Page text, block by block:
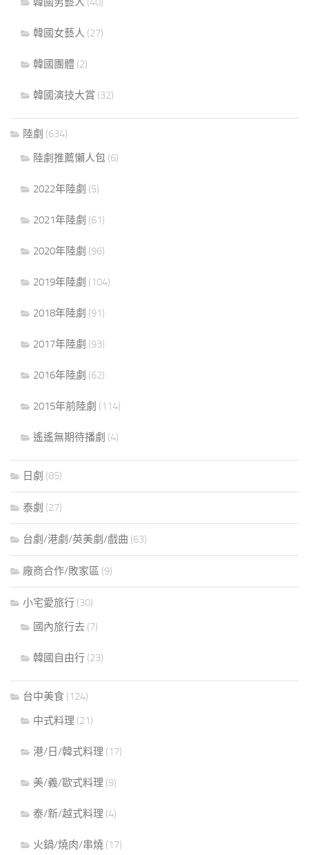
韓國女藝人 (27)
韓國團體 (2)
韓國演技大賞 (32)
陸劇 (634)
陸劇推薦懶人包 (6)
2022年陸劇 (5)
2021年陸劇 (61)
2020年陸劇 (96)
2019年陸劇 (104)
2018年陸劇 (91)
2017年陸劇 (93)
2016年陸劇 (62)
2015年前陸劇 (114)
遙遙無期待播劇 (4)
日劇 (85)
泰劇 (27)
台劇/港劇/英美劇/戲曲 (63)
廠商合作/敗家區 (9)
小宅愛旅行 (30)
國內旅行去 (7)
韓國自由行 (23)
台中美食 (124)
中式料理 (21)
港/日/韓式料理 (17)
美/義/歐式料理 (9)
泰/新/越式料理 (4)
火鍋/燒肉/串燒 (17)